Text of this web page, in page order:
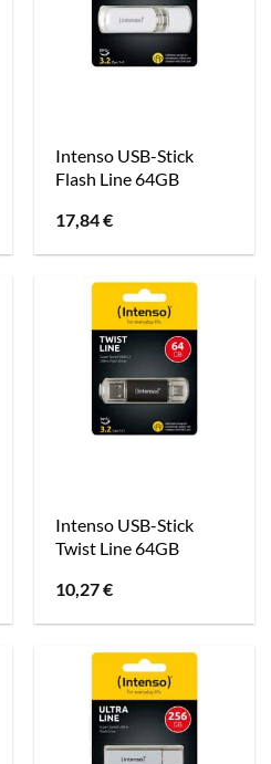
Intenso USB-Stick
Flash Line 64GB
17,84€
Intenso USB-Stick
Twist Line 64GB
10,27€